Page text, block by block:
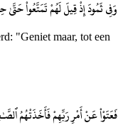
وَفِى ثَمُودَ إِذْ قِيلَ لَهُمْ تَمَتَّعُوا۟ حَتَّىٰ
"Geniet maar, tot een
فَعَتَوْا۟ عَنْ أَمْرِ رَبِّهِمْ فَأَخَذَتْهُمُ